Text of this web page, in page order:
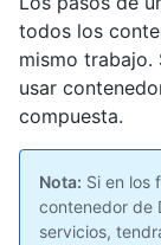
todos los
mismo trabajo.
usar
compuesta.
Nota: Si en los
contenedor de
servicios,